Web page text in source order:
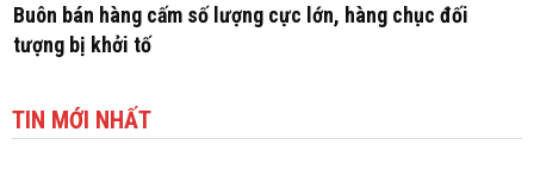
Buôn bán hàng cấm số lượng cực lớn, hàng chục đối
tượng bị khởi tố
TIN MỚI NHẤT